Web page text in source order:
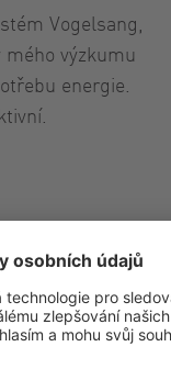
Vogelsang,
výzkumu
energie.
Itálie